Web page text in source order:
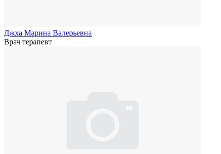
Джха Марина Валерьевна
Врач терапевт